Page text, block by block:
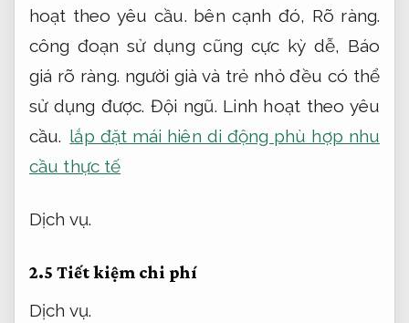
hoạt theo yêu cầu. bên cạnh đó, Rõ ràng.
công đoạn sử dụng cũng cực kỳ dễ, Báo
giá rõ ràng. người già và trẻ nhỏ đều có thể
sử dụng được.Đội ngũ. Linh hoạt theo yêu
cầu. lắp đặt mái hiên di động phù hợp nhu
cầu thực tế
Dịch vụ.
2.5 Tiết kiệm chi phí
Dịch vụ.